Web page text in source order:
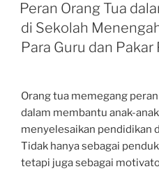
Peran Orang Tua
di Sekolah
Para Guru dan
Orang tua memegang
dalam membantu anak-
menyelesaikan pendidikan
Tidak hanya sebagai
tetapi juga sebagai